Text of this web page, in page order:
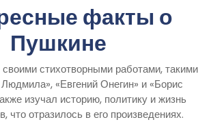
факты о
Пушкине
стихотворными работами, такими
«Евгений Онегин» и «Борис
изучал историю, политику и жизнь
что отразилось в его произведениях.